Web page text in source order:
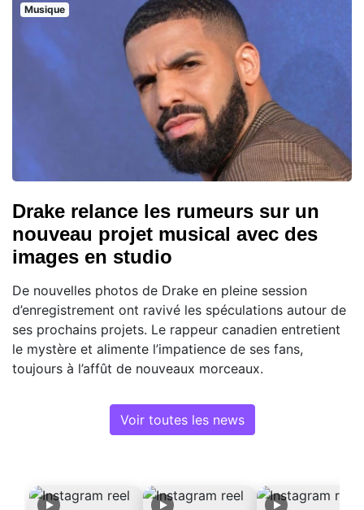
Musique
Drake relance les rumeurs sur un
nouveau projet musical avec des
images en studio
De nouvelles photos de Drake en pleine session
d’enregistrement ont ravivé les spéculations autour de
ses prochains projets. Le rappeur canadien entretient
le mystère et alimente l’impatience de ses fans,
toujours à l’affût de nouveaux morceaux.
Voir toutes les news